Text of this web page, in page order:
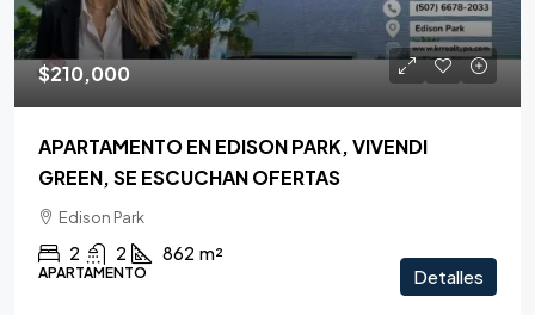
$210,000
APARTAMENTO EN EDISON PARK, VIVENDI
GREEN, SE ESCUCHAN OFERTAS
Edison Park
2 2 862 m²
APARTAMENTO Detalles